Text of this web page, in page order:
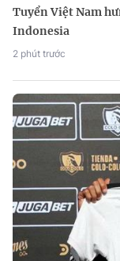
Tuyển Việt Nam
Indonesia
2 phút trước